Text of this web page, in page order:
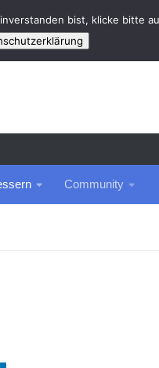
Community
bist, klicke bitte